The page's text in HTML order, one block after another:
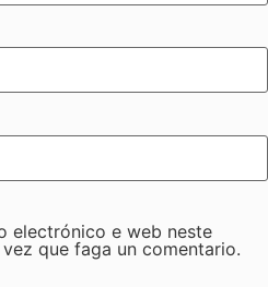
electrónico e web neste
que faga un comentario.